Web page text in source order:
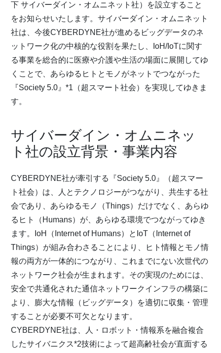
下 サイバーダイン・オムニネット社）を設立すること
をお知らせいたします。サイバーダイン・オムニネット
社は、今後CYBERDYNE社が進めるビッグデータのネ
ットワーク化の中核的な役割を果たし、IoH/IoTに関す
る事業を総合的に医療や介護や生活の場面に展開してゆ
くことで、あらゆるヒトとモノがネットでつながった
『Society 5.0』*1（超スマート社会）を実現してゆきま
す。
サイバーダイン・オムニネッ
ト社の設立背景・事業内容
CYBERDYNE社が牽引する『Society 5.0』（超スマー
ト社会）は、人とテクノロジーがつながり、共生する社
会であり、あらゆるモノ（Things）だけでなく、あらゆ
るヒト（Humans）が、あらゆる環境でつながってゆき
ます。IoH（Internet of Humans）とIoT（Internet of
Things）が組み合わさることにより、ヒト情報とモノ情
報の両方が一体的につながり、これまでにない次世代の
ネットワーク社会が生まれます。その実現のためには、
安全で共通化された通信ネットワークインフラの構築に
より、膨大な情報（ビッグデータ）を適切に収集・管理
することが必要不可欠となります。
CYBERDYNE社は、人・ロボット・情報系を融合複合
したサイバニクス*2技術によって超高齢社会が直面する